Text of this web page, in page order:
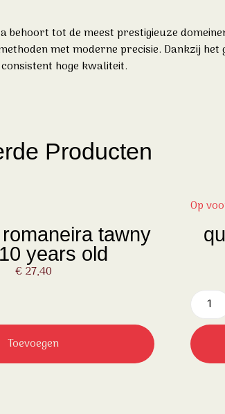
behoort tot de meest prestigieuze
met moderne precisie. Dankzij
hoge kwaliteit.
Producten
tawny
years old
€27,40
Toevoegen
Op